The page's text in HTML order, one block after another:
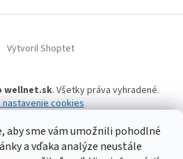
aby sme vám umožnili pohodlné
a vďaka analýze neustále
Vytvoril Shoptet
wellnet.sk. Všetky práva vyhradené.
nastavenie cookies
spoločnosť WELLNET, s.r.o.,IČO: 36484610,